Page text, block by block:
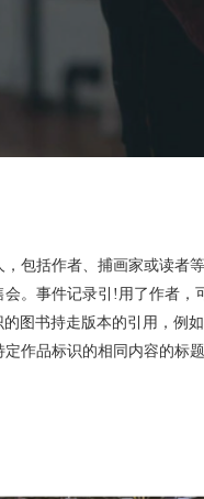
包括作者、捕画家或读者等
。事件记录引!用了作者，
图书持走版本的引用，例
作品标识的相同内容的标